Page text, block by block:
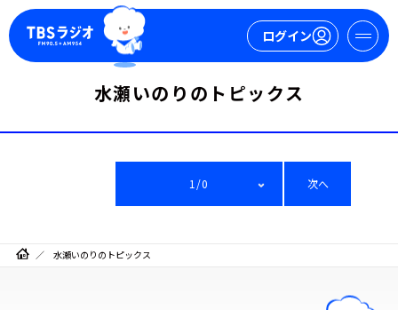
ログイン
水瀬いのりのトピックス
1/0 次へ
水瀬いのりのトピックス